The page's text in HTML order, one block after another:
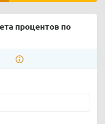
процентов по